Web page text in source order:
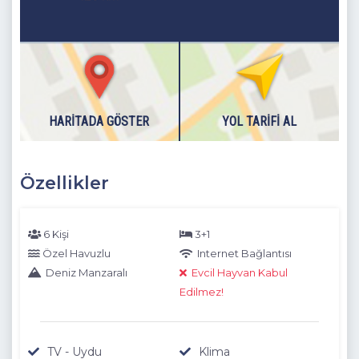
HARITADA GÖSTER YOL TARIFI AL
Özellikler
6 Kişi
3+1
Özel Havuzlu
Internet Bağlantısı
Deniz Manzaralı
Evcil Hayvan Kabul
Edilmez!
TV - Uydu Klima